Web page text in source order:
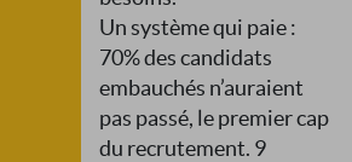
Un système qui paie :
70% des candidats
embauchés n’auraient
pas passé, le premier cap
du recrutement. 9